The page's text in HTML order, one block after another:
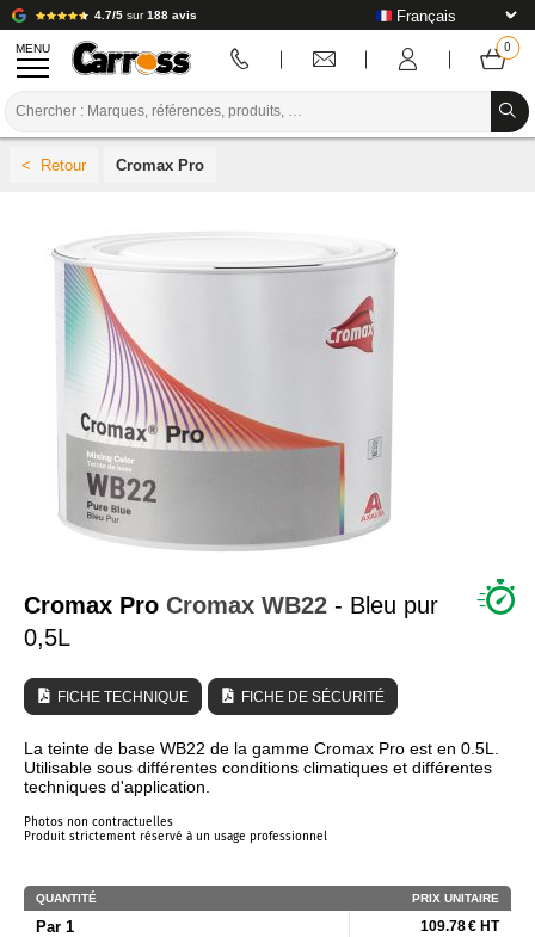
4.7/5 sur188 avis
MENU
PREPARATION / PEINTURE / FINITION
CONSOMMABLE CARROSSERIE
OUTILLAGE CARROSSERIE
ÉQUIPEMENT ATELIER CARROSSERIE
INSTALLATION LABO
TUTORIEL & CONSEILS
Cromax Pro
Cromax Pro Cromax WB22 - Bleu pur
0,5L
FICHE TECHNIQUE FICHE DE SÉCURITÉ
La teinte de base WB22 de la gamme Cromax Pro est en 0.5L.
Utilisable sous différentes conditions climatiques et différentes
techniques d'application.
Photos non contractuelles
Produit strictement réservé à un usage professionnel
QUANTITÉ PRIX UNITAIRE
Par 1 109.78 € HT